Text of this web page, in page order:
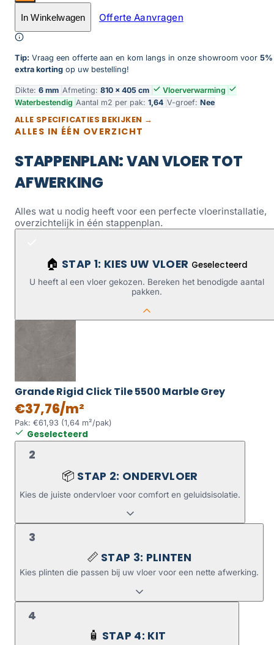
Grande Rigid Click Tile 5500 Marble Grey aantal
Toevoegen aan winkelwagen
In Winkelwagen Offerte Aanvragen
Tip: Vraag een offerte aan en kom langs in onze showroom voor 5%
extra korting op uw bestelling!
Dikte: 6 mm Afmeting: 810 × 405 cm
Vloerverwarming
Waterbestendig Aantal m2 per pak: 1,64 V-groef: Nee
ALLE SPECIFICATIES BEKIJKEN →
ALLES IN ÉÉN OVERZICHT
STAPPENPLAN: VAN VLOER TOT
AFWERKING
Alles wat u nodig heeft voor een perfecte vloerinstallatie,
overzichtelijk in één stappenplan.
🏠 STAP 1: KIES UW VLOER Geselecteerd
U heeft al een vloer gekozen. Bereken het benodigde aantal
pakken.
Grande Rigid Click Tile 5500 Marble Grey
€37,76/m²
Pak: €61,93 (1,64 m²/pak)
Geselecteerd
2
📦 STAP 2: ONDERVLOER
Kies de juiste ondervloer voor comfort en geluidsisolatie.
3
📏 STAP 3: PLINTEN
Kies plinten die passen bij uw vloer voor een nette afwerking.
4
🧴 STAP 4: KIT